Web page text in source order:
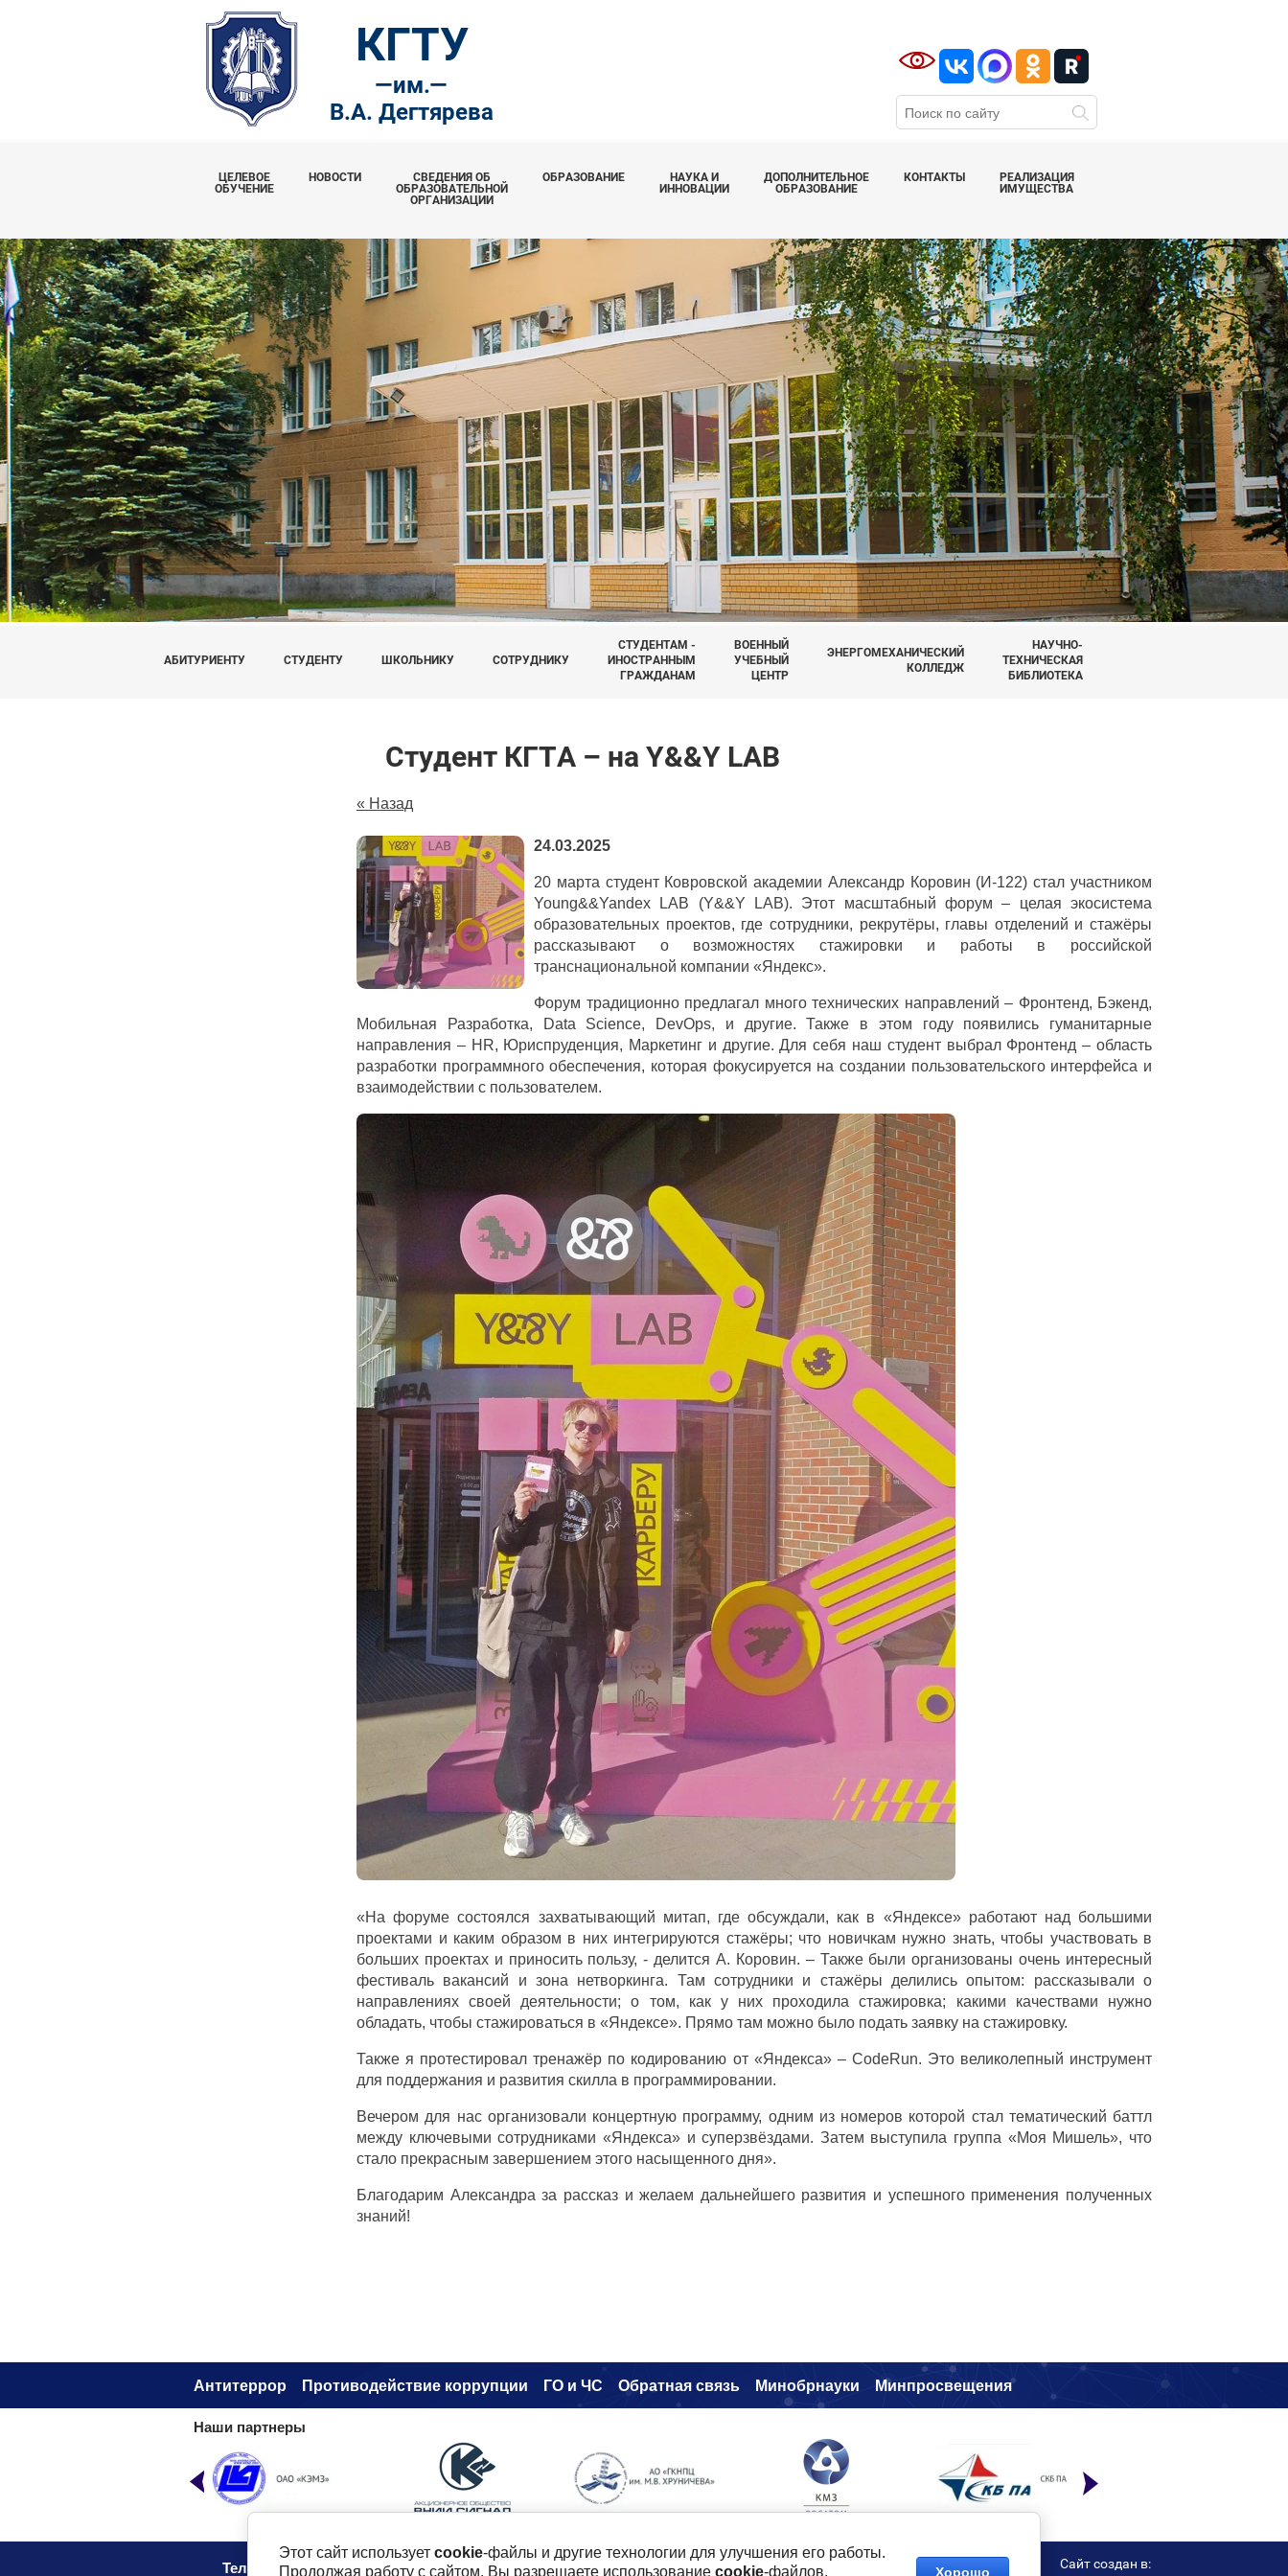
КГТУ
—им.—
В.А. Дегтярева
ЦЕЛЕВОЕ
ОБУЧЕНИЕ
НОВОСТИ
СВЕДЕНИЯ ОБ
ОБРАЗОВАТЕЛЬНОЙ
ОРГАНИЗАЦИИ
ОБРАЗОВАНИЕ
НАУКА И
ИННОВАЦИИ
ДОПОЛНИТЕЛЬНОЕ
ОБРАЗОВАНИЕ
КОНТАКТЫ
РЕАЛИЗАЦИЯ
ИМУЩЕСТВА
АБИТУРИЕНТУ СТУДЕНТУ ШКОЛЬНИКУ СОТРУДНИКУ
СТУДЕНТАМ -
ИНОСТРАННЫМ
ГРАЖДАНАМ
ВОЕННЫЙ
УЧЕБНЫЙ
ЦЕНТР
ЭНЕРГОМЕХАНИЧЕСКИЙ
КОЛЛЕДЖ
НАУЧНО-
ТЕХНИЧЕСКАЯ
БИБЛИОТЕКА
Студент КГТА – на Y&&Y LAB
« Назад
24.03.2025
20 марта студент Ковровской академии Александр Коровин (И-122) стал участником
Young&&Yandex LAB (Y&&Y LAB). Этот масштабный форум – целая экосистема
образовательных проектов, где сотрудники, рекрутёры, главы отделений и стажёры
рассказывают о возможностях стажировки и работы в российской
транснациональной компании «Яндекс».
Форум традиционно предлагал много технических направлений – Фронтенд, Бэкенд,
Мобильная Разработка, Data Science, DevOps, и другие. Также в этом году появились гуманитарные
направления – HR, Юриспруденция, Маркетинг и другие. Для себя наш студент выбрал Фронтенд – область
разработки программного обеспечения, которая фокусируется на создании пользовательского интерфейса и
взаимодействии с пользователем.
«На форуме состоялся захватывающий митап, где обсуждали, как в «Яндексе» работают над большими
проектами и каким образом в них интегрируются стажёры; что новичкам нужно знать, чтобы участвовать в
больших проектах и приносить пользу, - делится А. Коровин. – Также были организованы очень интересный
фестиваль вакансий и зона нетворкинга. Там сотрудники и стажёры делились опытом: рассказывали о
направлениях своей деятельности; о том, как у них проходила стажировка; какими качествами нужно
обладать, чтобы стажироваться в «Яндексе». Прямо там можно было подать заявку на стажировку.
Также я протестировал тренажёр по кодированию от «Яндекса» – CodeRun. Это великолепный инструмент
для поддержания и развития скилла в программировании.
Вечером для нас организовали концертную программу, одним из номеров которой стал тематический баттл
между ключевыми сотрудниками «Яндекса» и суперзвёздами. Затем выступила группа «Моя Мишель», что
стало прекрасным завершением этого насыщенного дня».
Благодарим Александра за рассказ и желаем дальнейшего развития и успешного применения полученных
знаний!
Антитеррор Противодействие коррупции ГО и ЧС Обратная связь Минобрнауки Минпросвещения
Наши партнеры
Телефон:8 (49232) 6-96-00
Сайт создан в:
Этот сайт использует cookie-файлы и другие технологии для улучшения его работы.
Продолжая работу с сайтом, Вы разрешаете использованиеcookie-файлов. Хорошо